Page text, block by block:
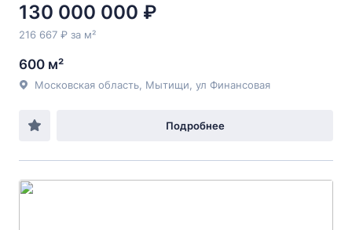
130 000 000 ₽
216 667 ₽ за м²
600 м²
Московская область, Мытищи, ул Финансовая
Подробнее